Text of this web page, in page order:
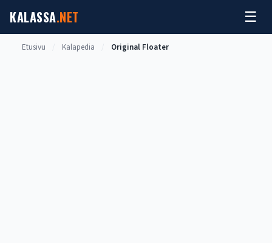
sisältöön
KALASSA.NET ☰
Etusivu Kalapedia Original Floater